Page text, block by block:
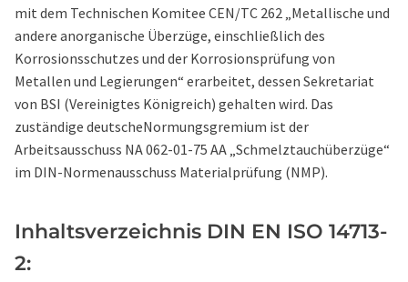
mit dem Technischen Komitee CEN/TC 262 „Metallische und
andere anorganische Überzüge, einschließlich des
Korrosionsschutzes und der Korrosionsprüfung von
Metallen und Legierungen“ erarbeitet, dessen Sekretariat
von BSI (Vereinigtes Königreich) gehalten wird. Das
zuständige deutscheNormungsgremium ist der
Arbeitsausschuss NA 062-01-75 AA „Schmelztauchüberzüge“
im DIN-Normenausschuss Materialprüfung (NMP).
Inhaltsverzeichnis DIN EN ISO 14713-
2: